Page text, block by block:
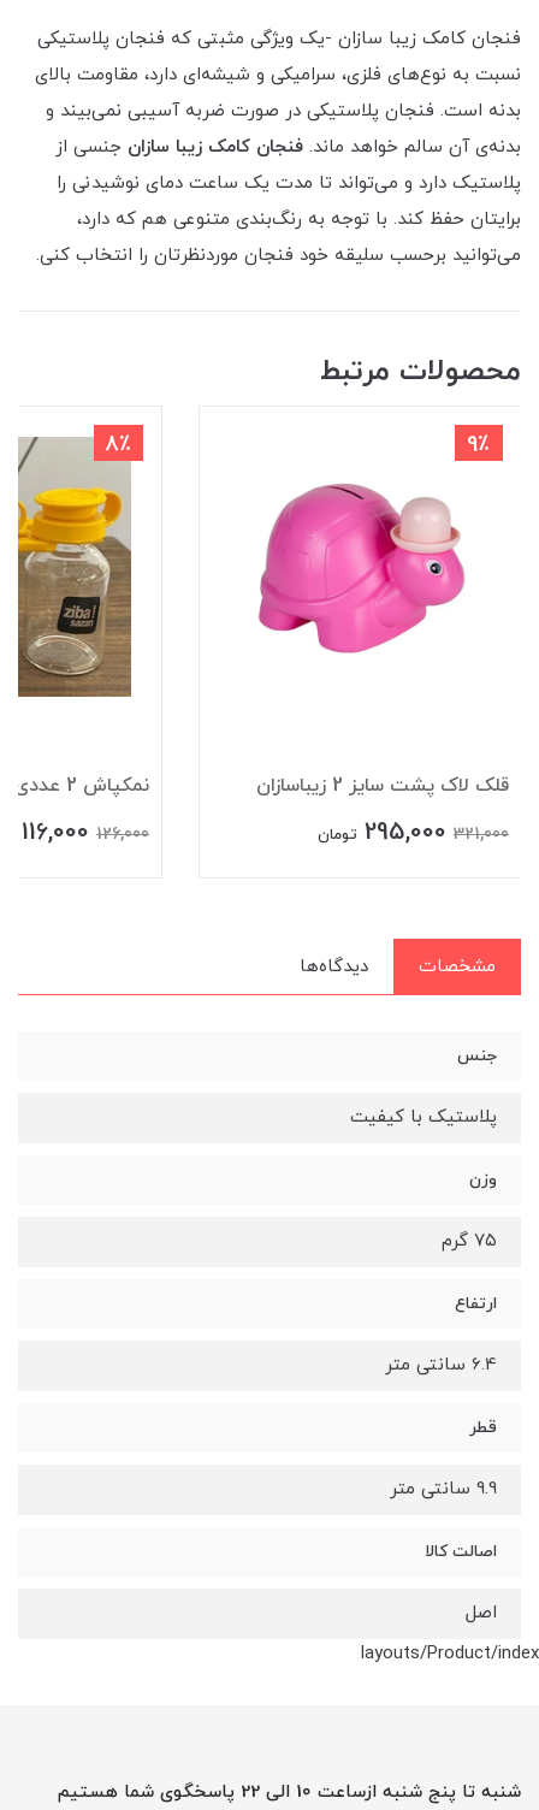
فنجان کامک زیبا سازان -یک ویژگی مثبتی که فنجان پلاستیکی
نسبت به نوع‌های فلزی، سرامیکی و شیشه‌ای دارد، مقاومت بالای
بدنه است. فنجان پلاستیکی در صورت ضربه آسیبی نمی‌بیند و
بدنه‌ی آن سالم خواهد ماند. فنجان کامک زیبا سازان جنسی از
پلاستیک دارد و می‌تواند تا مدت یک ساعت دمای نوشیدنی را
برایتان حفظ کند. با توجه به رنگ‌بندی متنوعی هم که دارد،
می‌توانید برحسب سلیقه خود فنجان موردنظرتان را انتخاب کنی.
محصولات مرتبط
9٪
قلک لاک پشت سایز 2 زیباسازان
321,000
295,000 تومان
8٪
نمکپاش 2 عددی آشا زیباسازان
126,000
116,000
مشخصات دیدگاه‌ها
جنس
پلاستیک با کیفیت
وزن
۷۵ گرم
ارتفاع
6.4 سانتی متر
قطر
9.9 سانتی متر
اصالت کالا
اصل
layouts/Product/index
شنبه تا پنج شنبه ازساعت 10 الی 22 پاسخگوی شما هستیم